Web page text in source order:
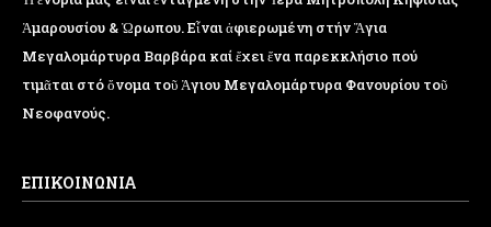
Ἁμαρουσίου & Ὠρωπου. Εἶναι ἀφιερωμένη στήν Ἅγια
Μεγαλομάρτυρα Βαρβάρα καί ἔχει ἕνα παρεκκλήσιο πού
τιμᾶται στό ὄνομα τοῦ Ἁγιου Μεγαλομάρτυρα Φανουρίου τοῦ
Νεοφανούς.
ΕΠΙΚΟΙΝΩΝΙΑ